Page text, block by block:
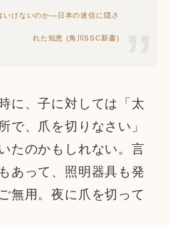
いけないのか―日本の迷信に隠さ
れた知恵 (角川SSC新書)
に、子に対しては「太
で、爪を切りなさい」
たのかもしれない。言
あって、照明器具も発
無用。夜に爪を切って